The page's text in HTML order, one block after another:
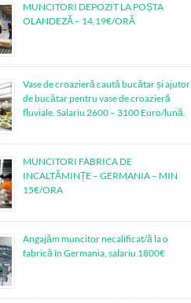
MUNCITORI DEPOZIT LA POȘTA
OLANDEZĂ – 14,19€/ORĂ
Vase de croazieră caută bucătar și ajutor
de bucătar pentru vase de croazieră
fluviale. Salariu 2600 – 3100 Euro/lună.
MUNCITORI FABRICA DE
INCALTĂMINȚE – GERMANIA – MIN
15€/ORA
Angajăm muncitor necalificat/ă la o
fabrică în Germania, salariu 1800€